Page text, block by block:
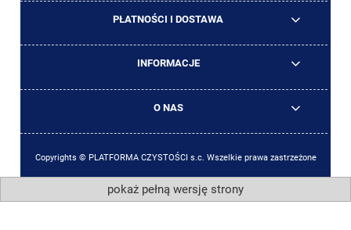
PŁATNOŚCI I DOSTAWA
INFORMACJE
O NAS
Copyrights © PLATFORMA CZYSTOŚCI s.c. Wszelkie prawa zastrzeżone
pokaż pełną wersję strony